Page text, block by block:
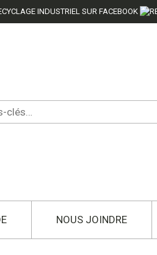
NOUS JOINDRE